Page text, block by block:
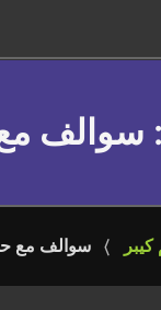
: سوالف
سوالف مع